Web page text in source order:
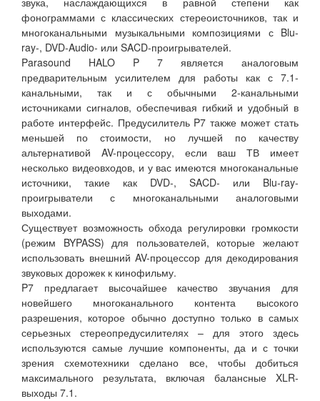
фонограммами с классических стереоисточников, так и
многоканальными музыкальными композициями с Blu-
ray-, DVD-Audio- или SACD-проигрывателей.
Parasound HALO P 7 является аналоговым
предварительным усилителем для работы как с 7.1-
канальными, так и с обычными 2-канальными
источниками сигналов, обеспечивая гибкий и удобный в
работе интерфейс. Предусилитель P7 также может стать
меньшей по стоимости, но лучшей по качеству
альтернативой AV-процессору, если ваш ТВ имеет
несколько видеовходов, и у вас имеются многоканальные
источники, такие как DVD-, SACD- или Blu-ray-
проигрыватели с многоканальными аналоговыми
выходами.
Существует возможность обхода регулировки громкости
(режим BYPASS) для пользователей, которые желают
использовать внешний AV-процессор для декодирования
звуковых дорожек к кинофильму.
P7 предлагает высочайшее качество звучания для
новейшего многоканального контента высокого
разрешения, которое обычно доступно только в самых
серьезных стереопредусилителях – для этого здесь
используются самые лучшие компоненты, да и с точки
зрения схемотехники сделано все, чтобы добиться
максимального результата, включая балансные XLR-
выходы 7.1.